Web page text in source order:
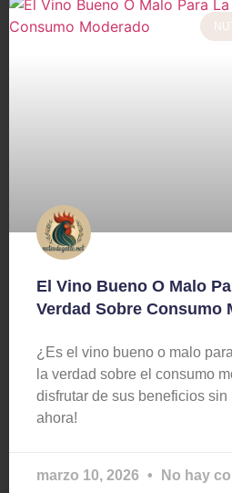
El Vino Bueno O Malo
Verdad Sobre Consumo
¿Es el vino bueno o malo
la verdad sobre el consumo
disfrutar de sus beneficios sin
ahora!
marzo 10, 2026 No hay